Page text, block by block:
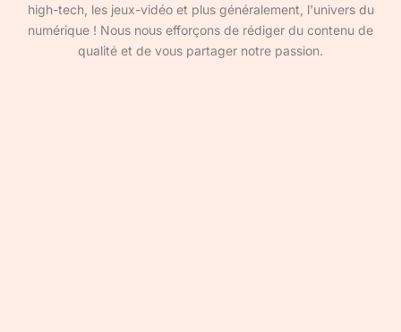
high-tech, les jeux-vidéo et plus généralement, l'univers du
numérique ! Nous nous efforçons de rédiger du contenu de
qualité et de vous partager notre passion.